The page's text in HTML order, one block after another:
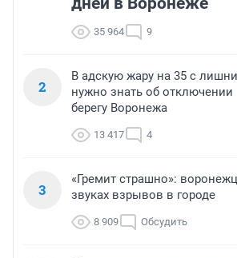
35 964 9
2
В адскую жару на 35 с
нужно знать об
берегу Воронежа
13 417 4
3
«Гремит страшно»:
звуках взрывов в городе
8 909 Обсудить